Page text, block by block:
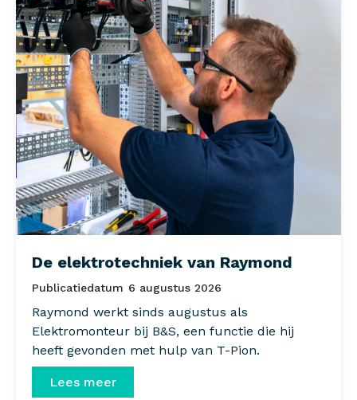
De elektrotechniek van Raymond
Publicatiedatum 6 augustus 2026
Raymond werkt sinds augustus als
Elektromonteur bij B&S, een functie die hij
heeft gevonden met hulp van T-Pion.
Lees meer